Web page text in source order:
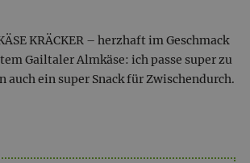
KRÄCKER – herzhaft im Geschmack
Gailtaler Almkäse: ich passe super zu
auch ein super Snack für Zwischendurch.